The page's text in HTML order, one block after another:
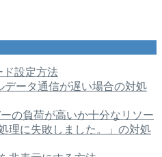
ド設定方法
データ通信が遅い場合の対処
ーの負荷が高いか十分なリソー
理に失敗しました。」の対処